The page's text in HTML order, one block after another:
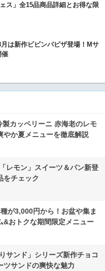
ス」全15品商品詳細とお得な限
は新作ビビンバピザ登場！Mサ
催
カッペリーニ 赤海老のレモ
やか夏メニューを徹底解説
レモン」スイーツ＆パン新登
をチェック
が3,000円から！お盆や集ま
&おトクな期間限定メニュー
サンド」シリーズ新作チョコ
ツサンドの爽快な魅力